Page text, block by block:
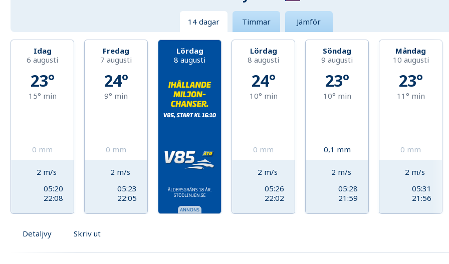
14 dagar Timmar Jämför
Idag
6 augusti
23°
15° min
0 mm
2 m/s
05:20
22:08
Fredag
7 augusti
24°
9° min
0 mm
2 m/s
05:23
22:05
Lördag
8 augusti
Lördag
8 augusti
24°
10° min
0 mm
2 m/s
05:26
22:02
Söndag
9 augusti
23°
10° min
0,1 mm
2 m/s
05:28
21:59
Måndag
10 augusti
23°
11° min
0 mm
2 m/s
05:31
21:56
Detaljvy Skriv ut